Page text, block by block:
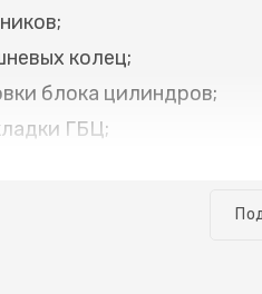
колец;
блока цилиндров;
ГБЦ;